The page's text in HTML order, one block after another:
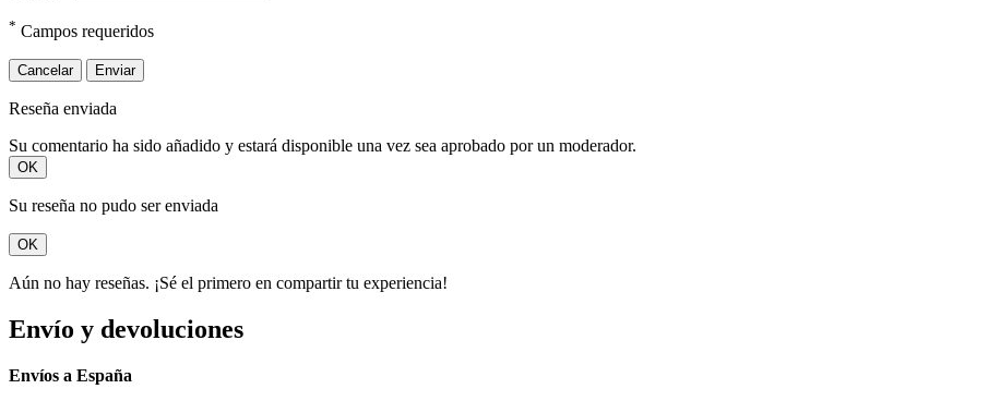
* Campos requeridos
Cancelar Enviar
Reseña enviada
Su comentario ha sido añadido y estará disponible una vez sea aprobado por un moderador.
OK
Su reseña no pudo ser enviada
OK
Aún no hay reseñas. ¡Sé el primero en compartir tu experiencia!
Envío y devoluciones
Envíos a España